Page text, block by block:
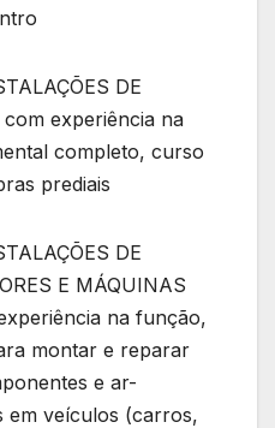
DE
com experiência na
completo, curso
prediais
DE
E MÁQUINAS
na função,
montar e reparar
e ar-
em veículos (carros,